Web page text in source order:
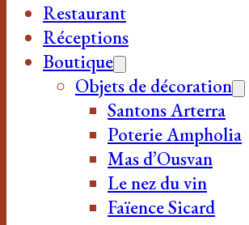
Restaurant
Réceptions
Boutique
Objets de décoration
Santons Arterra
Poterie Ampholia
Mas d’Ousvan
Le nez du vin
Faïence Sicard